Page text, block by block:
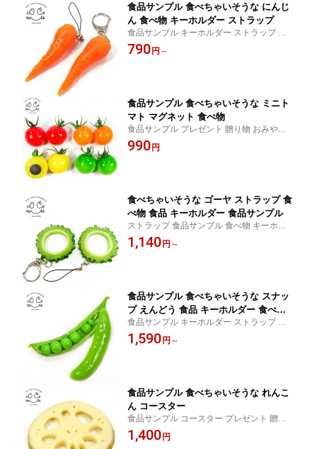
食品サンプル 食べちゃいそうな にんじ
ん 食べ物 キーホルダー ストラップ
食品サンプル キーホルダー ストラップ プ
レゼント 贈り物 おみやげ に最適
790 円 ～
食品サンプル 食べちゃいそうな ミニト
マト マグネット 食べ物
食品サンプル プレゼント 贈り物 おみやげ
に最適 マグネット 食べ物
990 円
食べちゃいそうな ゴーヤ ストラップ 食
べ物 食品 キーホルダー 食品サンプル
ストラップ 食品サンプル 食べ物 キーホル
ダー プレゼント 贈り物 おみやげ に最適
1,140 円 ～
食品サンプル 食べちゃいそうな スナッ
プ えんどう 食品 キーホルダー 食べ物
ストラップ
食品サンプル キーホルダー ストラップ プ
レゼント 贈り物 おみやげ に最適
1,590 円 ～
食品サンプル 食べちゃいそうな れんこ
ん コースター
食品サンプル コースター プレゼント 贈り
物 おみやげ に最適
1,400 円